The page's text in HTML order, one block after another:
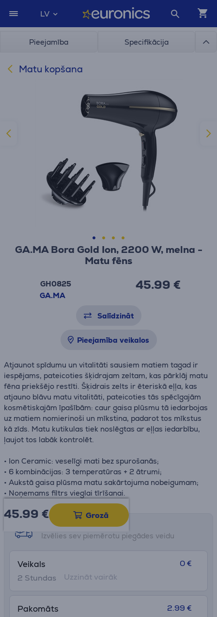
LV
Pieejamība Specifikācija
Matu kopšana
GA.MA Bora Gold Ion, 2200 W, melna -
Matu fēns
GH0825
GA.MA
45.99 €
Salīdzināt
Pieejamība veikalos
Atjaunot spīdumu un vitalitāti sausiem matiem tagad ir
iespējams, pateicoties šķidrajam zeltam, kas pārklāj matu
fēna priekšējo restīti. Šķidrais zelts ir ēteriskā eļļa, kas
atjauno blāvu matu vitalitāti, pateicoties tās spēcīgajām
kosmētiskajām īpašībām: caur gaisa plūsmu tā iedarbojas
uz matiem nomierinoši un mīkstina, padarot tos mīkstus
kā zīds. Matu kutikulas tiek noslēgtas ar eļļas iedarbību,
ļaujot tos labāk kontrolēt.
• Ion Ceramic: veselīgi mati bez spurošanās;
• 6 kombinācijas: 3 temperatūras + 2 ātrumi;
• Aukstā gaisa plūsma matu sakārtojuma nobeigumam;
• Noņemams filtrs vieglai tīrīšanai.
45.99 € Grozā
Saņemšanas iespējas
Izvēlies sev piemērotu piegādes veidu
Veikals
2 Stundas
0 €
Uzzināt vairāk
Pakomāts 2.99 €